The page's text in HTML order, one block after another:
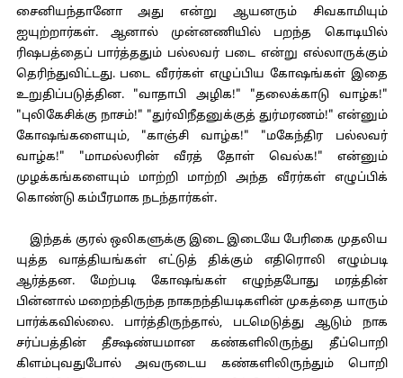
சைனியந்தானோ அது என்று ஆயனரும் சிவகாமியும்
ஐயுற்றார்கள். ஆனால் முன்னணியில் பறந்த கொடியில்
ரிஷபத்தைப் பார்த்ததும் பல்லவர் படை என்று எல்லாருக்கும்
தெரிந்துவிட்டது. படை வீரர்கள் எழுப்பிய கோஷங்கள் இதை
உறுதிப்படுத்தின. "வாதாபி அழிக!" "தலைக்காடு வாழ்க!"
"புலிகேசிக்கு நாசம்!" "துர்விநீதனுக்குத் துர்மரணம்!" என்னும்
கோஷங்களையும், "காஞ்சி வாழ்க!" "மகேந்திர பல்லவர்
வாழ்க!" "மாமல்லரின் வீரத் தோள் வெல்க!" என்னும்
முழக்கங்களையும் மாற்றி மாற்றி அந்த வீரர்கள் எழுப்பிக்
கொண்டு கம்பீரமாக நடந்தார்கள்.
இந்தக் குரல் ஒலிகளுக்கு இடை இடையே பேரிகை முதலிய
யுத்த வாத்தியங்கள் எட்டுத் திக்கும் எதிரொலி எழும்படி
ஆர்த்தன. மேற்படி கோஷங்கள் எழுந்தபோது மரத்தின்
பின்னால் மறைந்திருந்த நாகநந்தியடிகளின் முகத்தை யாரும்
பார்க்கவில்லை. பார்த்திருந்தால், படமெடுத்து ஆடும் நாக
சர்ப்பத்தின் தீக்ஷண்யமான கண்களிலிருந்து தீப்பொறி
கிளம்புவதுபோல் அவருடைய கண்களிலிருந்தும் பொறி